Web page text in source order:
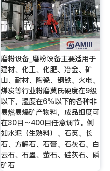
磨粉设备_磨粉设备主要适用于
建材、化工、化肥、冶金、矿
山、耐材、陶瓷、钢铁、火电、
煤炭等行业粉磨莫氏硬度在9级
以下，湿度在6%以下的各种非
易燃易爆矿产物料，成品细度可
在30目～400目任意调节。例
如水泥（生熟料）、石英、长
石、方解石、石膏、石灰石、白
云石、石墨、萤石、硅灰石、磷
矿石